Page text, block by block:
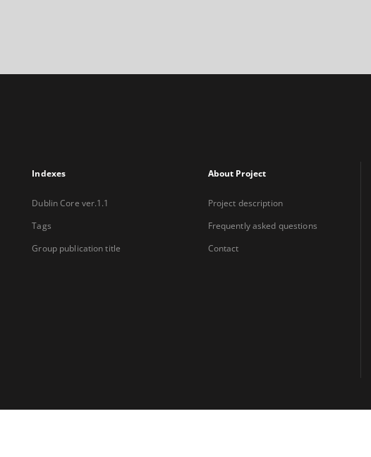
Indexes
Dublin Core ver.1.1
Tags
Group publication title
About Project
Project description
Frequently asked questions
Contact